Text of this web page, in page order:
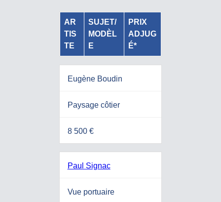
AR
TIS
TE
SUJET/
MODÈL
E
PRIX
ADJUG
É*
Eugène Boudin
Paysage côtier
8 500 €
Paul Signac
Vue portuaire